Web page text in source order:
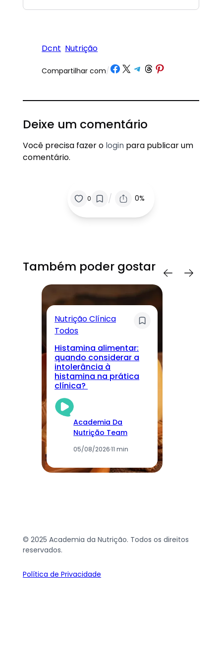
Dcnt Nutrição
Compartilhar com/ Share on Facebook
Share on X Share on Telegram
Share on Threads
Share on Pinterest
Deixe um comentário
Você precisa fazer o login para publicar um
comentário.
0 / 0%
Também poder gostar
Nutrição Clínica
Todos
Histamina alimentar:
quando considerar a
intolerância à
histamina na prática
clínica?
Academia Da
Nutrição Team
05/08/2026·11 min
© 2025 Academia da Nutrição. Todos os direitos
reservados.
Política de Privacidade